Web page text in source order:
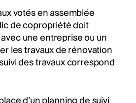
votés en assemblée
de copropriété doit
une entreprise ou un
les travaux de rénovation
des travaux correspond